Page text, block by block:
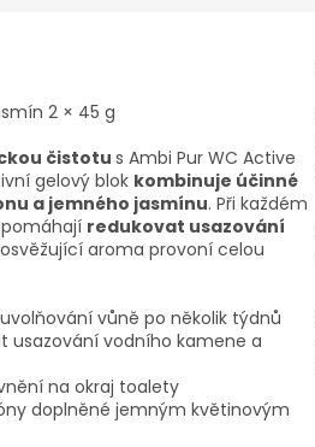
2 × 45 g
čistotus Ambi Pur WC Active
gelový blok kombinuje účinné
a jemného jasmínu. Při každém
redukovat usazování
aroma provoní celou
vůně po několik týdnů
usazování vodního kamene a
na okraj toalety
doplněné jemným květinovým